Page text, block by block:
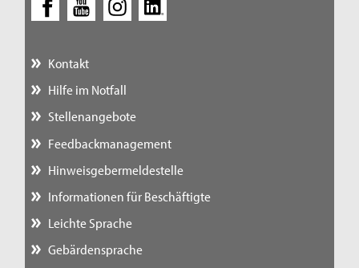
Kontakt
Hilfe im Notfall
Stellenangebote
Feedbackmanagement
Hinweisgebermeldestelle
Informationen für Beschäftigte
Leichte Sprache
Gebärdensprache